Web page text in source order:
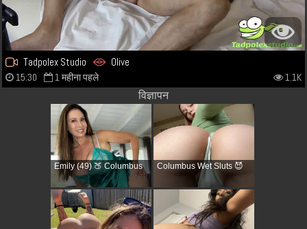
Tadpolex Studio Olive
15:30 1 महीना पहले 1.1K
विज्ञापन
Emily (49) 🍑 Columbus Columbus Wet Sluts 😈